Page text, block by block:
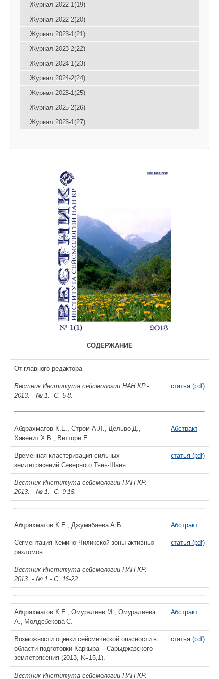
Журнал 2022-1(19)
Журнал 2022-2(20)
Журнал 2023-1(21)
Журнал 2023-2(22)
Журнал 2024-1(23)
Журнал 2024-2(24)
Журнал 2025-1(25)
Журнал 2025-2(26)
Журнал 2026-1(27)
СОДЕРЖАНИЕ
От главного редактора
Вестник Института сейсмологии НАН КР.-
2013. - № 1.- С. 5-8.
статья (pdf)
Абдрахматов К.Е., Стром А.Л., Дельво Д.,
Хавенит Х.В., Виттори Е.
Абстракт
Временная кластеризация сильных
землетрясений Северного Тянь-Шаня.
статья (pdf)
Вестник Института сейсмологии НАН КР.-
2013. - № 1.- С. 9-15.
Абдрахматов К.Е., Джумабаева А.Б. Абстракт
Сегментация Кемино-Чиликской зоны активных
разломов.
статья (pdf)
Вестник Института сейсмологии НАН КР.-
2013. - № 1.- С. 16-22.
Абдрахматов К.Е., Омуралиев М., Омуралиева
А., Молдобекова С.
Абстракт
Возможности оценки сейсмической опасности в
области подготовки Каркыра – Сарыджазского
землетрясения (2013, K=15,1).
статья (pdf)
Вестник Института сейсмологии НАН КР.-